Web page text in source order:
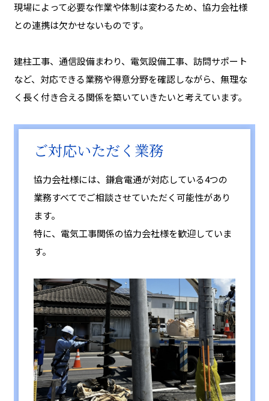
現場によって必要な作業や体制は変わるため、協力会社様
との連携は欠かせないものです。
建柱工事、通信設備まわり、電気設備工事、訪問サポート
など、対応できる業務や得意分野を確認しながら、無理な
く長く付き合える関係を築いていきたいと考えています。
ご対応いただく業務
協力会社様には、鎌倉電通が対応している4つの
業務すべてでご相談させていただく可能性があり
ます。
特に、電気工事関係の協力会社様を歓迎していま
す。